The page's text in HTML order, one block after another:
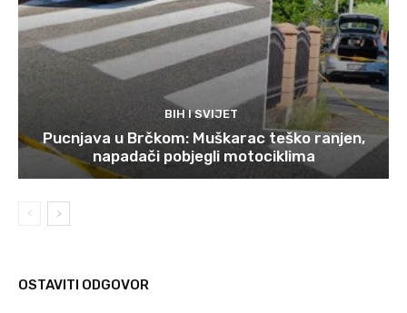
BIH I SVIJET
Pucnjava u Brčkom: Muškarac teško ranjen,
napadači pobjegli motociklima
OSTAVITI ODGOVOR